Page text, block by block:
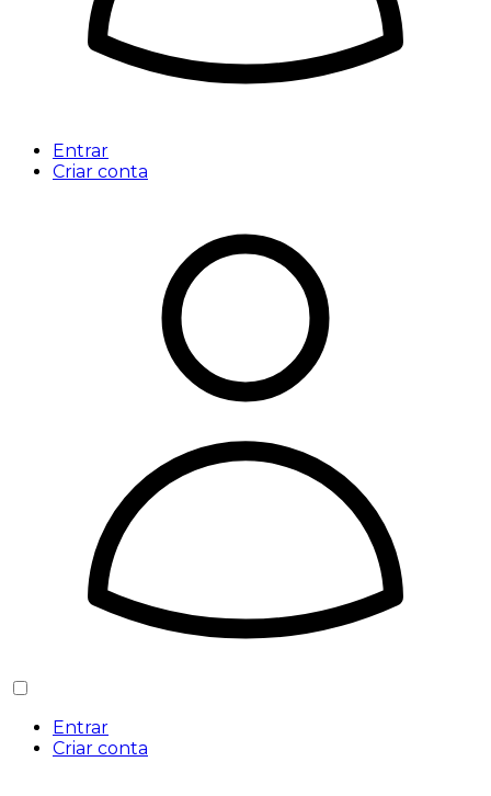
Entrar
Criar conta
Entrar
Criar conta